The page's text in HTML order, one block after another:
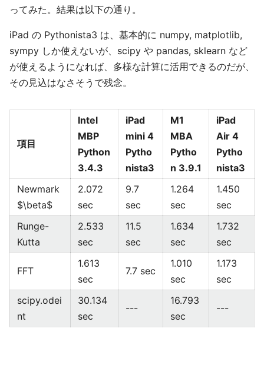
ってみた。結果は以下の通り。
iPad の Pythonista3 は、基本的に numpy, matplotlib,
sympy しか使えないが、scipy や pandas, sklearn など
が使えるようになれば、多様な計算に活用できるのだが、
その見込はなさそうで残念。
項目
Intel
MBP
Python
3.4.3
iPad
mini 4
Pytho
nista3
M1
MBA
Pytho
n 3.9.1
iPad
Air 4
Pytho
nista3
Newmark
$\beta$
2.072
sec
9.7
sec
1.264
sec
1.450
sec
Runge-
Kutta
2.533
sec
11.5
sec
1.634
sec
1.732
sec
FFT
1.613
sec
7.7 sec
1.010
sec
1.173
sec
scipy.odei
nt
30.134
sec
---
16.793
sec
---